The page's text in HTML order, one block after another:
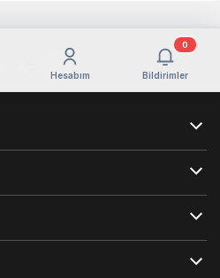
Hesabım Bildirimler
0